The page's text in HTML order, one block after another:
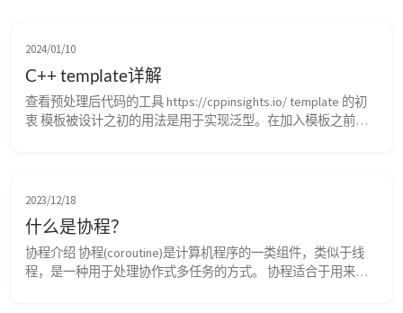
2024/01/10
C++ template详解
查看预处理后代码的工具 https://cppinsights.io/ template 的初
衷 模板被设计之初的用法是用于实现泛型。在加入模板之前，
2023/12/18
什么是协程？
协程介绍 协程(coroutine)是计算机程序的一类组件，类似于线
程，是一种用于处理协作式多任务的方式。 协程适合于用来实